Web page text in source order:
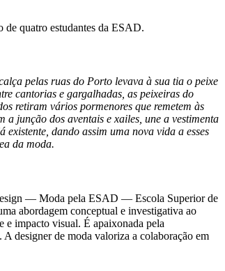
de quatro estudantes da ESAD.
pelas ruas do Porto levava à sua tia o peixe
cantorias e gargalhadas, as peixeiras do
retiram vários pormenores que remetem às
a junção dos aventais e xailes, une a vestimenta
dando assim uma nova vida a esses
da moda.
— Moda pela ESAD — Escola Superior de
abordagem conceptual e investigativa ao
e impacto visual. É apaixonada pela
designer de moda valoriza a colaboração em